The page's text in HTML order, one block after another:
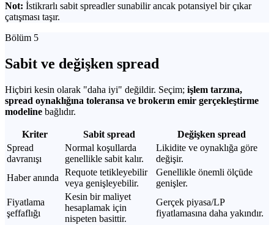
Not: İstikrarlı sabit spreadler sunabilir ancak potansiyel bir çıkar
çatışması taşır.
Bölüm 5
Sabit ve değişken spread
Hiçbiri kesin olarak "daha iyi" değildir. Seçim; işlem tarzına,
spread oynaklığına toleransa ve brokerın emir gerçekleştirme
modeline bağlıdır.
Kriter Sabit spread
Değişken spread
Spread
davranışı
Normal koşullarda
genellikle sabit kalır.
Likidite ve oynaklığa göre
değişir.
Haber anında
Requote tetikleyebilir
veya genişleyebilir.
Genellikle önemli ölçüde
genişler.
Fiyatlama
şeffaflığı
Kesin bir maliyet
hesaplamak için
nispeten basittir.
Gerçek piyasa/LP
fiyatlamasına daha yakındır.